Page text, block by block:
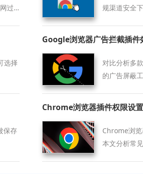
过
规渠道安全下
选择
Google浏览器广告拦截插件
对比分析多
的广告屏蔽工
保存
Chrome浏览器插件权限设
Chrome浏览
本文分析常